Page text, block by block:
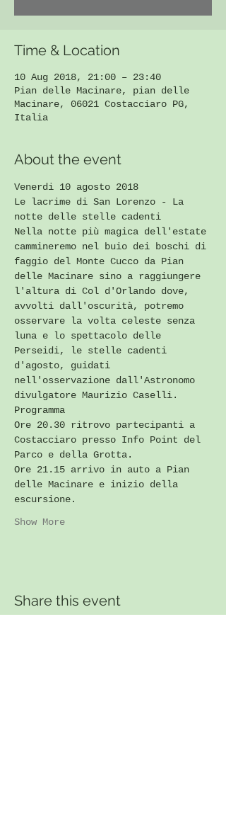
Time & Location
10 Aug 2018, 21:00 – 23:40
Pian delle Macinare, pian delle
Macinare, 06021 Costacciaro PG,
Italia
About the event
Venerdi 10 agosto 2018
Le lacrime di San Lorenzo - La
notte delle stelle cadenti
Nella notte più magica dell'estate
cammineremo nel buio dei boschi di
faggio del Monte Cucco da Pian
delle Macinare sino a raggiungere
l'altura di Col d'Orlando dove,
avvolti dall'oscurità, potremo
osservare la volta celeste senza
luna e lo spettacolo delle
Perseidi, le stelle cadenti
d'agosto, guidati
nell'osservazione dall'Astronomo
divulgatore Maurizio Caselli.
Programma
Ore 20.30 ritrovo partecipanti a
Costacciaro presso Info Point del
Parco e della Grotta.
Ore 21.15 arrivo in auto a Pian
delle Macinare e inizio della
escursione.
Show More
Share this event